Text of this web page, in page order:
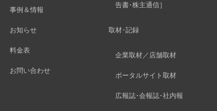
事例＆情報
お知らせ
料金表
お問い合わせ
告書･株主通信］
取材･記録
企業取材／店舗取材
ポータルサイト取材
広報誌･会報誌･社内報